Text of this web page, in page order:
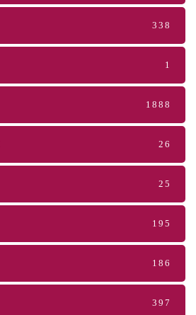
338
1
1888
26
25
195
186
397